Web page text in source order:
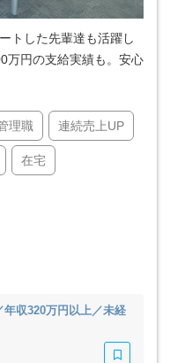
トした先輩達も活躍し
万円の支給実績も。安心
理職 連続売上UP
在宅
年収320万円以上／未経